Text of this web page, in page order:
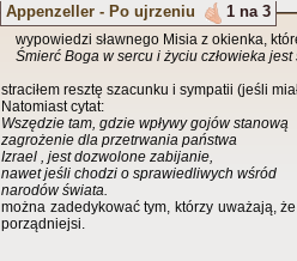
Appenzeller - Po ujrzeniu 1 na 3
wypowiedzi sławnego Misia z okienka,
Śmierć Boga w sercu i życiu człowieka jest
straciłem resztę szacunku i sympatii (jeśli
Natomiast cytat:
Wszędzie tam, gdzie wpływy gojów stanową
zagrożenie dla przetrwania państwa
Izrael , jest dozwolone zabijanie,
nawet jeśli chodzi o sprawiedliwych wśród
narodów świata.
można zadedykować tym, którzy uważają,
porządniejsi.